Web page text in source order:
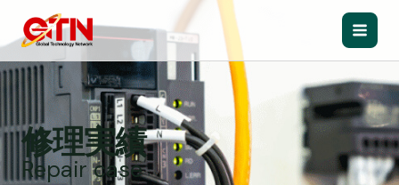
ス
プ
Main
修理実績
Repair case